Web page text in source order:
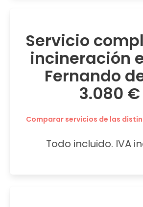
Servicio
incineración
Fernando
3.080 €
Comparar servicios de las
Todo incluido. IVA